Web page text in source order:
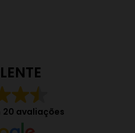
20 avaliações